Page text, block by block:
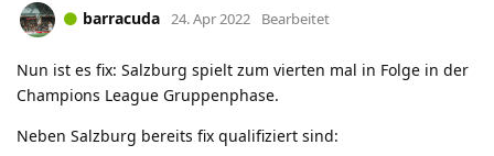
barracuda 24. Apr 2022 Bearbeitet
Nun ist es fix: Salzburg spielt zum vierten mal in Folge in der
Champions League Gruppenphase.
Neben Salzburg bereits fix qualifiziert sind: